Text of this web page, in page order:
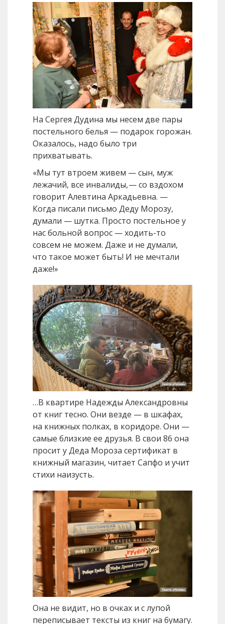
На Сергея Дудина мы несем две пары
постельного белья — подарок горожан.
Оказалось, надо было три
прихватывать.
«Мы тут втроем живем — сын, муж
лежачий, все инвалиды, — со вздохом
говорит Алевтина Аркадьевна. —
Когда писали письмо Деду Морозу,
думали — шутка. Просто постельное у
нас больной вопрос — ходить-то
совсем не можем. Даже и не думали,
что такое может быть! И не мечтали
даже!»
…В квартире Надежды Александровны
от книг тесно. Они везде — в шкафах,
на книжных полках, в коридоре. Они —
самые близкие ее друзья. В свои 86 она
просит у Деда Мороза сертификат в
книжный магазин, читает Сапфо и учит
стихи наизусть.
Она не видит, но в очках и с лупой
переписывает тексты из книг на бумагу.